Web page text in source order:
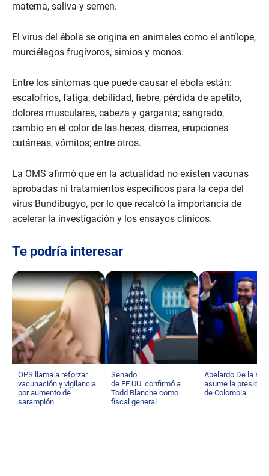
materna, saliva y semen.
El virus del ébola se origina en animales como el antílope,
murciélagos frugívoros, simios y monos.
Entre los síntomas que puede causar el ébola están:
escalofríos, fatiga, debilidad, fiebre, pérdida de apetito,
dolores musculares, cabeza y garganta; sangrado,
cambio en el color de las heces, diarrea, erupciones
cutáneas, vómitos; entre otros.
La OMS afirmó que en la actualidad no existen vacunas
aprobadas ni tratamientos específicos para la cepa del
virus Bundibugyo, por lo que recalcó la importancia de
acelerar la investigación y los ensayos clínicos.
Te podría interesar
OPS llama a reforzar
vacunación y vigilancia
por aumento de
sarampión
Senado
de EE.UU. confirmó a
Todd Blanche como
fiscal general
Abelardo De la
asume la
de Colombia